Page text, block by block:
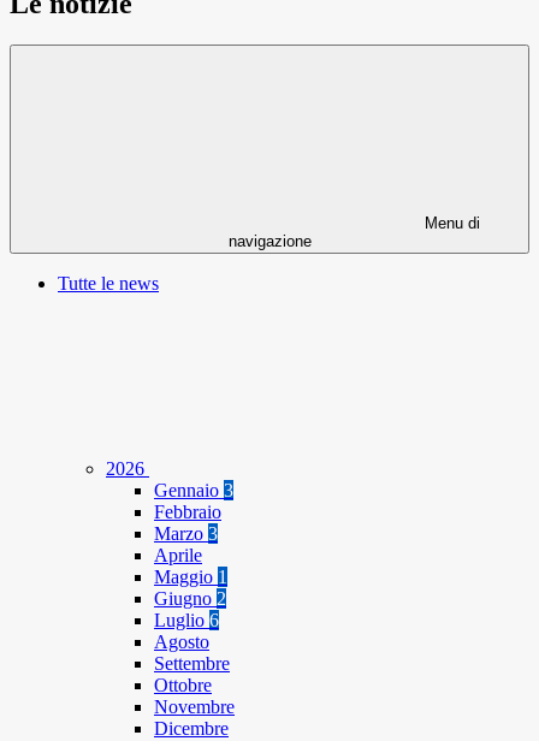
Menu di
navigazione
Tutte le news
2026
Gennaio 3
Febbraio
Marzo 3
Aprile
Maggio 1
Giugno 2
Luglio 6
Agosto
Settembre
Ottobre
Novembre
Dicembre